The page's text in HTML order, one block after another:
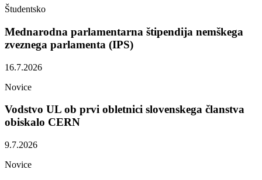
Študentsko
Mednarodna parlamentarna štipendija nemškega
zveznega parlamenta (IPS)
16.7.2026
Novice
Vodstvo UL ob prvi obletnici slovenskega članstva
obiskalo CERN
9.7.2026
Novice